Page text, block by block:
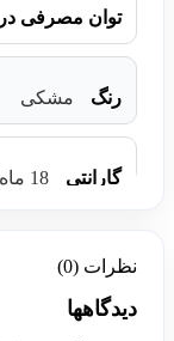
توان مصرفی
رنگ مشکی
گارانتی 18 ماه گارانتی ماتریکس
نظرات (0)
دیدگاهها